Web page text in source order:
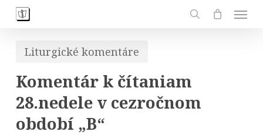
Skip
contentLiturgické komentáre
Komentár k čítaniam
28.nedele v cezročnom
období „B“